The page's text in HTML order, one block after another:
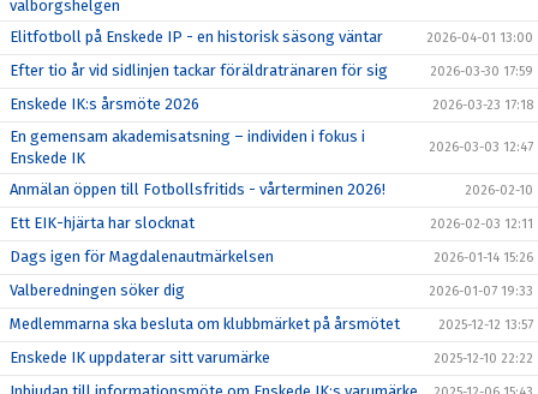
valborgshelgen
Elitfotboll på Enskede IP - en historisk säsong väntar 2026-04-01 13:00
Efter tio år vid sidlinjen tackar föräldratränaren för sig 2026-03-30 17:59
Enskede IK:s årsmöte 2026 2026-03-23 17:18
En gemensam akademisatsning – individen i fokus i
Enskede IK
2026-03-03 12:47
Anmälan öppen till Fotbollsfritids - vårterminen 2026! 2026-02-10
Ett EIK-hjärta har slocknat 2026-02-03 12:11
Dags igen för Magdalenautmärkelsen 2026-01-14 15:26
Valberedningen söker dig 2026-01-07 19:33
Medlemmarna ska besluta om klubbmärket på årsmötet 2025-12-12 13:57
Enskede IK uppdaterar sitt varumärke 2025-12-10 22:22